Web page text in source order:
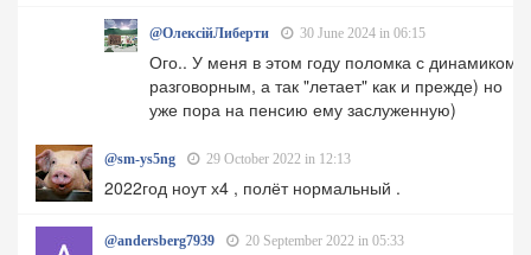
@ОлексійЛиберти 30 June 2024 in 06:15
Ого.. У меня в этом году поломка с динамиком
разговорным, а так "летает" как и прежде) но
уже пора на пенсию ему заслуженную)
@sm-ys5ng 29 October 2022 in 12:13
2022год ноут х4 , полёт нормальный .
@andersberg7939 20 September 2022 in 05:33